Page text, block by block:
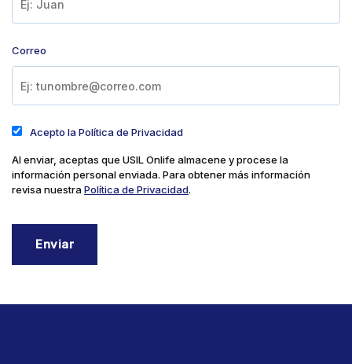
Correo
Acepto la Política de Privacidad
Al enviar, aceptas que USIL Onlife almacene y procese la
información personal enviada. Para obtener más información
revisa nuestraPolítica de Privacidad.